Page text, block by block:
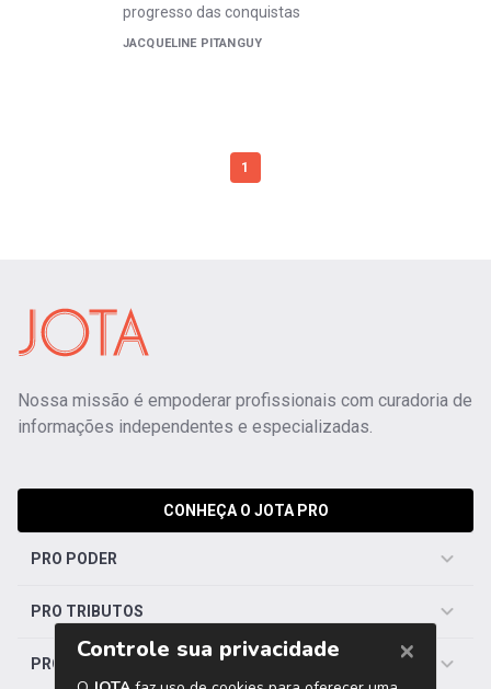
progresso das conquistas
JACQUELINE PITANGUY
1
Nossa missão é empoderar profissionais com curadoria de
informações independentes e especializadas.
CONHEÇA O JOTA PRO
PRO PODER
PRO TRIBUTOS
PRO TRABALHISTA